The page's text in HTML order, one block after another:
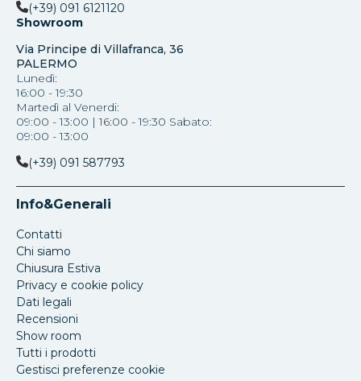
(+39) 091 6121120
Showroom
Via Principe di Villafranca, 36
PALERMO
Lunedì:
16:00 - 19:30
Martedì al Venerdi:
09:00 - 13:00 | 16:00 - 19:30 Sabato:
09:00 - 13:00
(+39) 091 587793
Info&Generali
Contatti
Chi siamo
Chiusura Estiva
Privacy e cookie policy
Dati legali
Recensioni
Show room
Tutti i prodotti
Gestisci preferenze cookie